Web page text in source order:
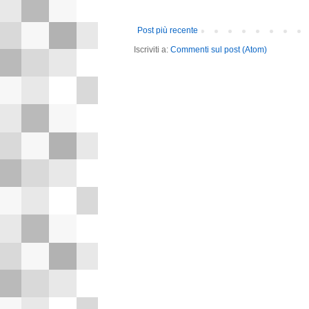
Post più recente
Iscriviti a: Commenti sul post (Atom)